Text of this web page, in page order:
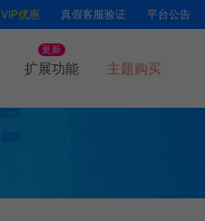
VIP优惠 真假客服验证 平台公告
扩展功能
更新
主题购买